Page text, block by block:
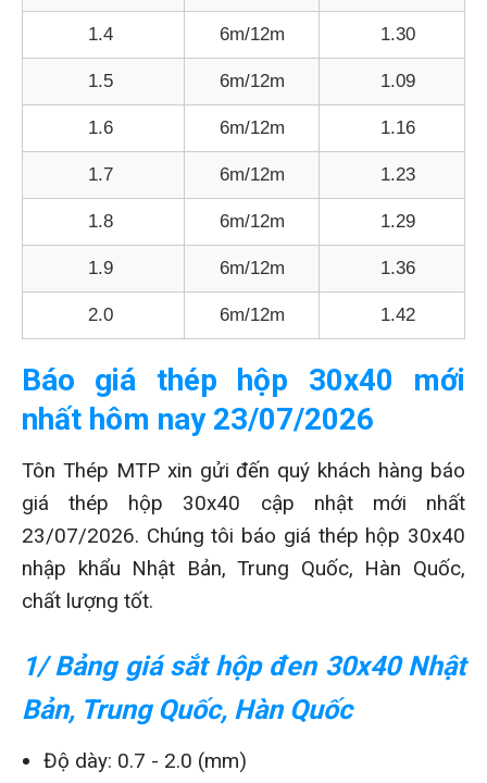
1.4 6m/12m 1.30
1.5 6m/12m 1.09
1.6 6m/12m 1.16
1.7 6m/12m 1.23
1.8 6m/12m 1.29
1.9 6m/12m 1.36
2.0 6m/12m 1.42
Báo giá thép hộp 30x40 mới
nhất hôm nay 23/07/2026
Tôn Thép MTP xin gửi đến quý khách hàng báo
giá thép hộp 30x40 cập nhật mới nhất
23/07/2026. Chúng tôi báo giá thép hộp 30x40
nhập khẩu Nhật Bản, Trung Quốc, Hàn Quốc,
chất lượng tốt.
1/ Bảng giá sắt hộp đen 30x40 Nhật
Bản, Trung Quốc, Hàn Quốc
Độ dày: 0.7 - 2.0 (mm)